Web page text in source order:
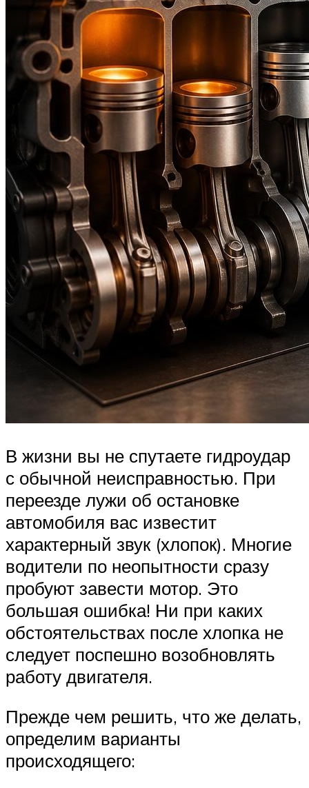
В жизни вы не спутаете гидроудар
с обычной неисправностью. При
переезде лужи об остановке
автомобиля вас известит
характерный звук (хлопок). Многие
водители по неопытности сразу
пробуют завести мотор. Это
большая ошибка! Ни при каких
обстоятельствах после хлопка не
следует поспешно возобновлять
работу двигателя.
Прежде чем решить, что же делать,
определим варианты
происходящего: